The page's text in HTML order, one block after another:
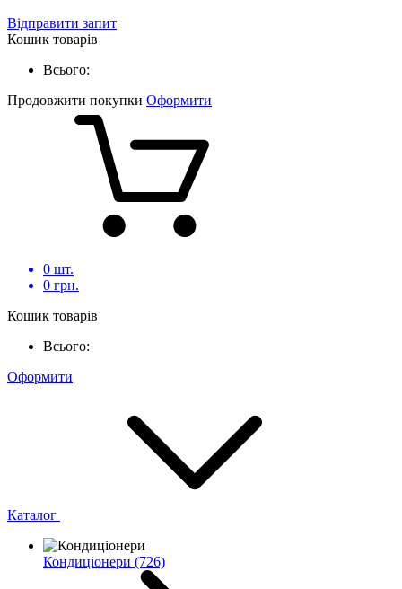
Відправити запит
Кошик товарів
Всього:
Продовжити покупки Оформити
0 шт.
0 грн.
Кошик товарів
Всього:
Оформити
Каталог
Кондиціонери (726)